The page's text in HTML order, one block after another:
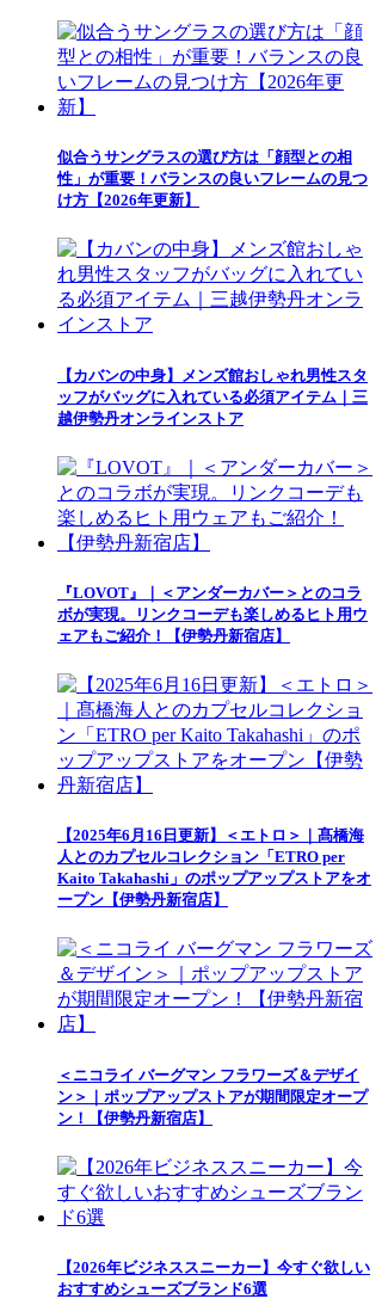
似合うサングラスの選び方は「顔型との相
性」が重要！バランスの良いフレームの見つ
け方【2026年更新】
【カバンの中身】メンズ館おしゃれ男性スタ
ッフがバッグに入れている必須アイテム｜三
越伊勢丹オンラインストア
『LOVOT』｜＜アンダーカバー＞とのコラ
ボが実現。リンクコーデも楽しめるヒト用ウ
ェアもご紹介！【伊勢丹新宿店】
【2025年6月16日更新】＜エトロ＞｜髙橋海
人とのカプセルコレクション「ETRO per
Kaito Takahashi」のポップアップストアをオ
ープン【伊勢丹新宿店】
＜ニコライ バーグマン フラワーズ＆デザイ
ン＞｜ポップアップストアが期間限定オープ
ン！【伊勢丹新宿店】
【2026年ビジネススニーカー】今すぐ欲しい
おすすめシューズブランド6選